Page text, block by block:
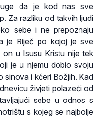
da je kod nas sve
Za razliku od takvih ljudi
sebe i ne prepoznaju
je Riječ po kojoj je sve
u Isusu Kristu nije tek
je u njemu dobio svoju
sinova i kćeri Božjih. Kad
živjeti polazeći od
sebe u odnos s
s kojeg se najbolje